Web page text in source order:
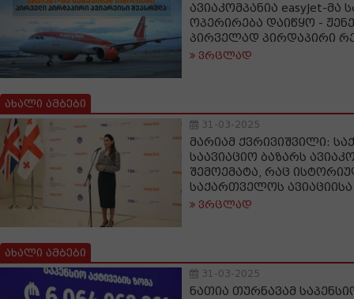
ავიაკომპანია easyJet-
ოპერირება დაიწყო -
პირველად პირდაპირი
ვრცლად
ახალი ამბები
31-03-2025
მარიამ ქვრივიშვილი:
საავიაციო ბაზარს
შემოემატა, რაც
საქართველოს
ვრცლად
ახალი ამბები
31-03-2025
ნათია თურნავამ